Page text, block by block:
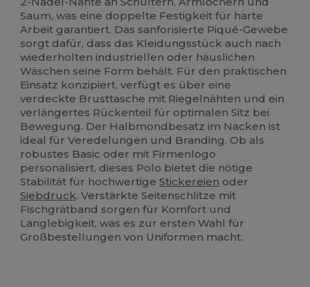
Saum, was eine doppelte Festigkeit für harte
Arbeit garantiert. Das sanforisierte Piqué-Gewebe
sorgt dafür, dass das Kleidungsstück auch nach
wiederholten industriellen oder häuslichen
Wäschen seine Form behält. Für den praktischen
Einsatz konzipiert, verfügt es über eine
verdeckte Brusttasche mit Riegelnähten und ein
verlängertes Rückenteil für optimalen Sitz bei
Bewegung. Der Halbmondbesatz im Nacken ist
ideal für Veredelungen und Branding. Ob als
robustes Basic oder mit Firmenlogo
personalisiert, dieses Polo bietet die nötige
Stabilität für hochwertigeStickereien oder
Siebdruck. Verstärkte Seitenschlitze mit
Fischgrätband sorgen für Komfort und
Langlebigkeit, was es zur ersten Wahl für
Großbestellungen von Uniformen macht.